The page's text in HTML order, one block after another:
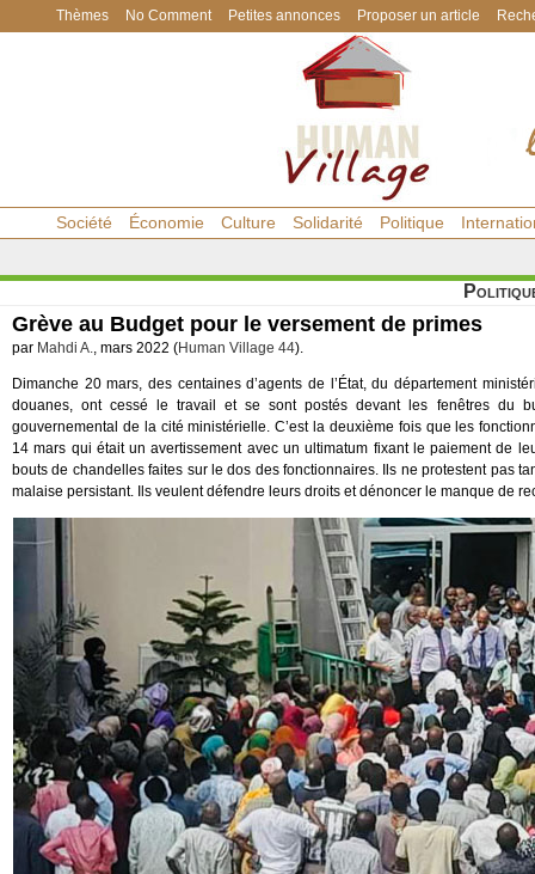
Thèmes No Comment Petites annonces Proposer un article
Société Économie Culture Solidarité Politique
Grève au Budget pour le versement de primes
par Mahdi A., mars 2022 (Human Village 44).
Dimanche 20 mars, des centaines d’agents de l’État, du département
douanes, ont cessé le travail et se sont postés devant les fenêtres du
gouvernemental de la cité ministérielle. C’est la deuxième fois que les
14 mars qui était un avertissement avec un ultimatum fixant le paiement de
bouts de chandelles faites sur le dos des fonctionnaires. Ils ne protestent pas
malaise persistant. Ils veulent défendre leurs droits et dénoncer le manque de